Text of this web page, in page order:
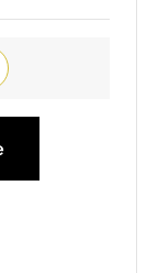
- 20:00
- 20:00
- 20:00